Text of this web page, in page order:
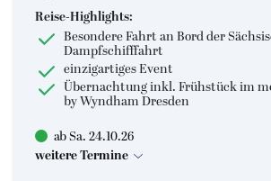
Reise-Highlights:
Besondere Fahrt an Bord der
Dampfschifffahrt
einzigartiges Event
Übernachtung inkl. Frühstück im
by Wyndham Dresden
ab Sa. 24.10.26
weitere Termine